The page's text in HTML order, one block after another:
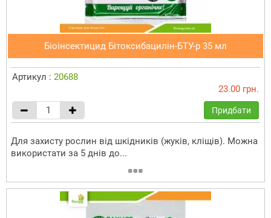
Біоінсектицид Бітоксибацилін-БТУ-р 35 мл
Артикул : 20688
23.00 грн.
Придбати
Для захисту рослин від шкідників (жуків, кліщів). Можна
використати за 5 днів до...